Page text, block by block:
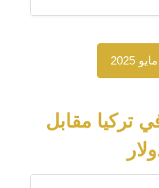
تركيا مقابل